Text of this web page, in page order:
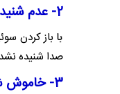
2- عدم شنیده شدن صدای پمپ بنزین
با باز کردن
صدا شنیده
3- خاموش شدن ناگهانی خودرو هنگام حرکت